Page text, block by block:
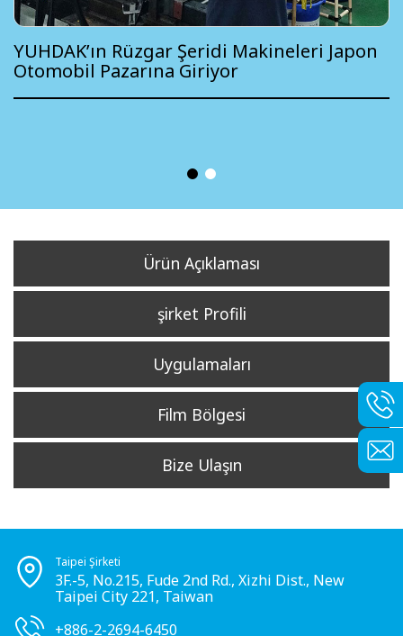
YUHDAK’ın Rüzgar Şeridi Makineleri Japon
Otomobil Pazarına Giriyor
Ürün Açıklaması
şirket Profili
Uygulamaları
Film Bölgesi
Bize Ulaşın
Taipei Şirketi
3F.-5, No.215, Fude 2nd Rd., Xizhi Dist., New
Taipei City 221, Taiwan
+886-2-2694-6450